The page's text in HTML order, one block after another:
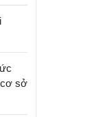
cơ sở